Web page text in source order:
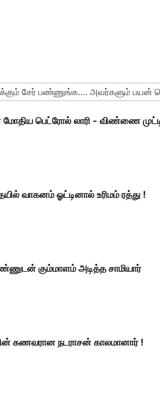
சேர் பண்ணுங்க.... அவர்களும் பயன்
மோதிய பெட்ரோல் லாரி - விண்ணை
வாகனம் ஓட்டினால் உரிமம் ரத்து !
கும்மாளம் அடித்த சாமியார்
கணவரான நடராசன் காலமானார் !